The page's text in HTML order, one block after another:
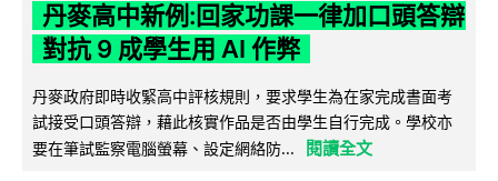
丹麥高中新例:回家功課一律加口頭答辯
對抗 9 成學生用 AI 作弊
丹麥政府即時收緊高中評核規則，要求學生為在家完成書面考
試接受口頭答辯，藉此核實作品是否由學生自行完成。學校亦
要在筆試監察電腦螢幕、設定網絡防...
閱讀全文